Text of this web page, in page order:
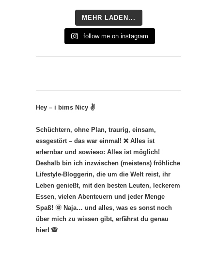
MEHR LADEN...
follow me on instagram
Hey – i bims Nicy ✌
Schüchtern, ohne Plan, traurig, einsam,
essgestört – das war einmal! ❌ Alles ist
erlernbar und sowieso: Alles ist möglich!
Deshalb bin ich inzwischen (meistens) fröhliche
Lifestyle-Bloggerin, die um die Welt reist, ihr
Leben genießt, mit den besten Leuten, leckerem
Essen, vielen Abenteuern und jeder Menge
Spaß! 🌞 Naja… und alles, was es sonst noch
über mich zu wissen gibt, erfährst du genau
hier! 🙈